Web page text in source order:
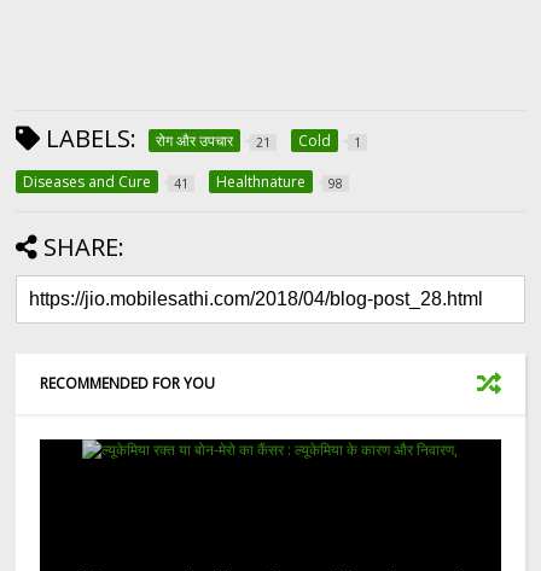
LABELS: रोग और उपचार 21 Cold 1
Diseases and Cure 41 Healthnature 98
SHARE:
RECOMMENDED FOR YOU